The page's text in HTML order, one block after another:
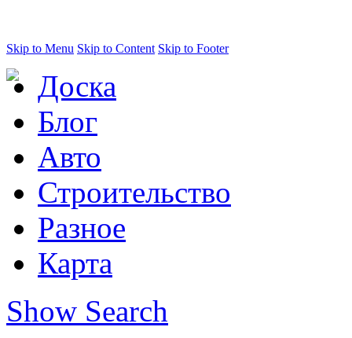
Skip to Menu Skip to Content Skip to Footer
Доска
Блог
Авто
Строительство
Разное
Карта
Show Search